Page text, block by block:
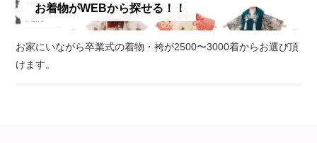
お着物がWEBから探せる！！
お家にいながら卒業式の着物・袴が2500〜3000着からお選び頂
けます。